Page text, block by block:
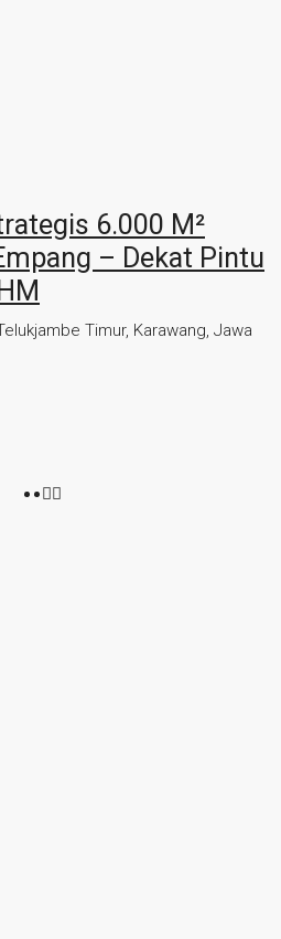
6.000 M²
– Dekat Pintu
Timur, Karawang, Jawa